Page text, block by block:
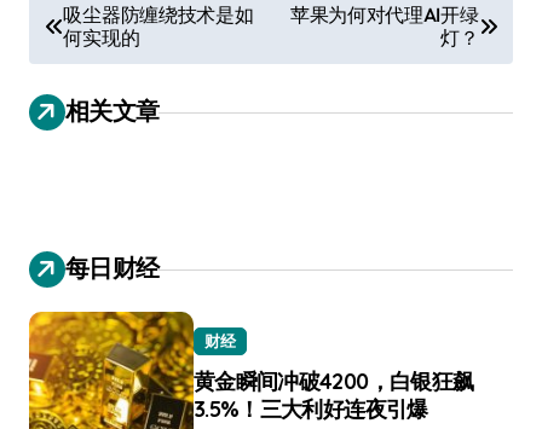
章
导
航
吸尘器防缠绕技术是如
何实现的
苹果为何对代理AI开绿
灯？
相关文章
每日财经
财经
黄金瞬间冲破4200，白银狂飙
3.5%！三大利好连夜引爆